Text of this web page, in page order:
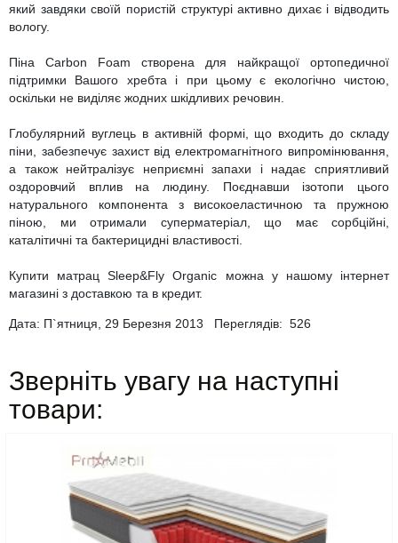
який завдяки своїй пористій структурі активно дихає і відводить
вологу.
Піна Carbon Foam створена для найкращої ортопедичної
підтримки Вашого хребта і при цьому є екологічно чистою,
оскільки не виділяє жодних шкідливих речовин.
Глобулярний вуглець в активній формі, що входить до складу
піни, забезпечує захист від електромагнітного випромінювання,
а також нейтралізує неприємні запахи і надає сприятливий
оздоровчий вплив на людину. Поєднавши ізотопи цього
натурального компонента з високоеластичною та пружною
піною, ми отримали суперматеріал, що має сорбційні,
каталітичні та бактерицидні властивості.
Купити матрац Sleep&Fly Organic можна у нашому інтернет
магазині з доставкою та в кредит.
Дата: П`ятниця, 29 Березня 2013 Переглядів: 526
Зверніть увагу на наступні
товари: